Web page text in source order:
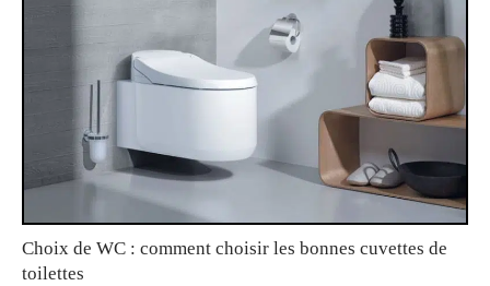
Choix de WC : comment choisir les bonnes cuvettes de
toilettes